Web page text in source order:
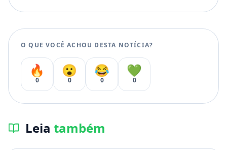
O QUE VOCÊ ACHOU DESTA NOTÍCIA?
🔥
0
😮
0
😂
0
💚
0
Leia também